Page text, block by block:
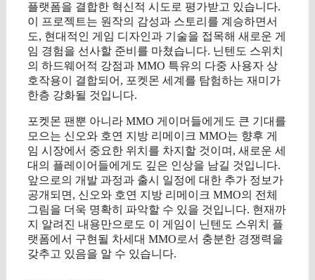
플랫폼을 결합한 혁신적 시도로 평가받고 있습니다.
이 프로젝트는 원작의 감성과 스토리를 계승하면서
도, 현대적인 게임 디자인과 기술을 접목해 새로운 게
임 경험을 선사할 준비를 마쳤습니다. 닌텐도 스위치
의 하드웨어적 강점과 MMO 특유의 다중 사용자 상
호작용이 결합되어, 포켓몬 세계를 탐험하는 재미가
한층 강화될 것입니다.
포켓몬 팬뿐 아니라 MMO 게이머들에게도 큰 기대를
모으는 신오와 호연 지방 리메이크 MMO는 향후 게
임 시장에서 중요한 위치를 차지할 것이며, 새로운 세
대의 플레이어들에게도 깊은 인상을 남길 것입니다.
앞으로의 개발 과정과 출시 일정에 대한 추가 정보가
공개되면, 신오와 호연 지방 리메이크 MMO의 전체
그림을 더욱 명확히 파악할 수 있을 것입니다. 현재까
지 알려진 내용만으로도 이 게임이 닌텐도 스위치 플
랫폼에서 구현될 차세대 MMO로서 충분한 경쟁력을
갖추고 있음을 알 수 있습니다.